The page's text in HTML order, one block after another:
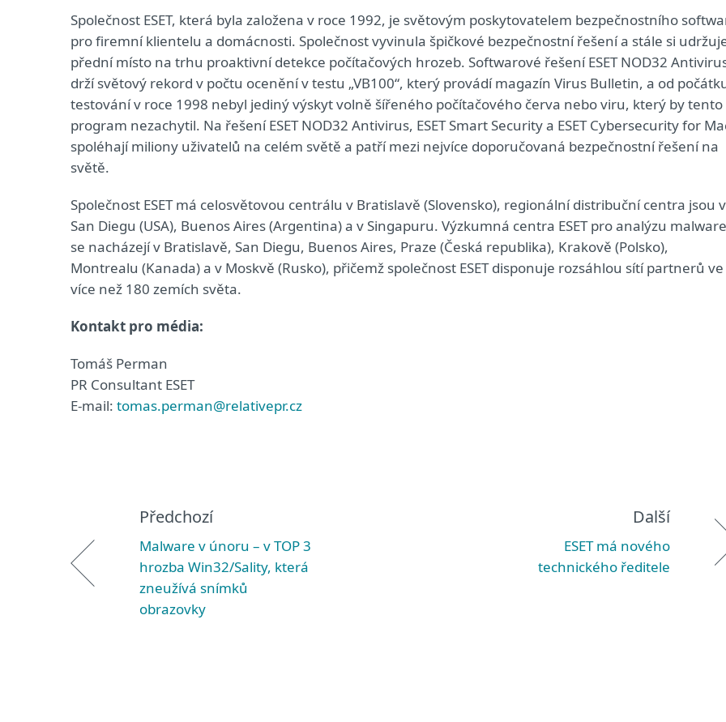
Společnost ESET, která byla založena v roce 1992, je světovým poskytovatelem bezpečnostního
pro firemní klientelu a domácnosti. Společnost vyvinula špičkové bezpečnostní řešení a stále si
přední místo na trhu proaktivní detekce počítačových hrozeb. Softwarové řešení ESET NOD32
drží světový rekord v počtu ocenění v testu „VB100“, který provádí magazín Virus Bulletin, a od
testování v roce 1998 nebyl jediný výskyt volně šířeného počítačového červa nebo viru, který by tento
program nezachytil. Na řešení ESET NOD32 Antivirus, ESET Smart Security a ESET Cybersecurity for
spoléhají miliony uživatelů na celém světě a patří mezi nejvíce doporučovaná bezpečnostní řešení na
světě.
Společnost ESET má celosvětovou centrálu v Bratislavě (Slovensko), regionální distribuční centra jsou v
San Diegu (USA), Buenos Aires (Argentina) a v Singapuru. Výzkumná centra ESET pro analýzu malware
se nacházejí v Bratislavě, San Diegu, Buenos Aires, Praze (Česká republika), Krakově (Polsko),
Montrealu (Kanada) a v Moskvě (Rusko), přičemž společnost ESET disponuje rozsáhlou sítí partnerů ve
více než 180 zemích světa.
Kontakt pro média:
Tomáš Perman
PR Consultant ESET
E-mail: tomas.perman@relativepr.cz
Předchozí
Malware v únoru – v TOP 3
hrozba Win32/Sality, která
zneužívá snímků
obrazovky
Další
ESET má nového
technického ředitele